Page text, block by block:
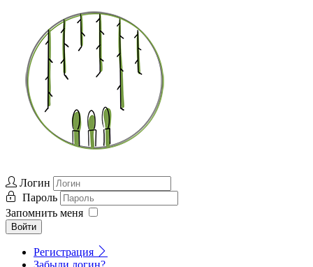
Логин
Пароль
Запомнить меня
Войти
Регистрация
Забыли логин?